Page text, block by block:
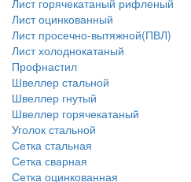
Лист горячекатаный рифленый
Лист оцинкованный
Лист просечно-вытяжной(ПВЛ)
Лист холоднокатаный
Профнастил
Швеллер стальной
Швеллер гнутый
Швеллер горячекатаный
Уголок стальной
Сетка стальная
Сетка сварная
Сетка оцинкованная